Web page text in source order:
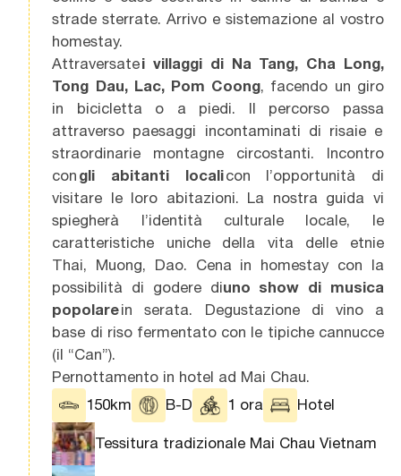
strade sterrate. Arrivo e sistemazione al vostro
homestay.
Attraversatei villaggi di Na Tang, Cha Long,
Tong Dau, Lac, Pom Coong, facendo un giro
in bicicletta o a piedi. Il percorso passa
attraverso paesaggi incontaminati di risaie e
straordinarie montagne circostanti. Incontro
con gli abitanti localicon l’opportunità di
visitare le loro abitazioni. La nostra guida vi
spiegherà l’identità culturale locale, le
caratteristiche uniche della vita delle etnie
Thai, Muong, Dao. Cena in homestay con la
possibilità di godere diuno show di musica
popolarein serata. Degustazione di vino a
base di riso fermentato con le tipiche cannucce
(il “Can”).
Pernottamento in hotel ad Mai Chau.
150km
B-D 1 ora Hotel
Tessitura tradizionale Mai Chau Vietnam